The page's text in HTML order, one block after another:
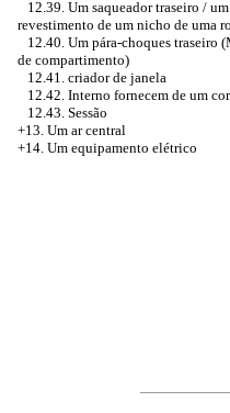
12.39. Um saqueador traseiro / um
revestimento de um nicho de uma
12.40. Um pára-choques traseiro
de compartimento)
12.41. criador de janela
12.42. Interno fornecem de um
12.43. Sessão
+13. Um ar central
+14. Um equipamento elétrico